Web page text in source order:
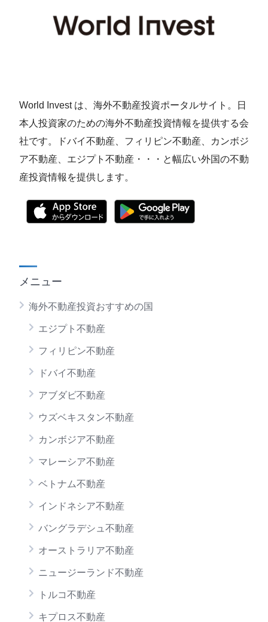
World Invest は、海外不動産投資ポータルサイト。日
本人投資家のための海外不動産投資情報を提供する会
社です。ドバイ不動産、フィリピン不動産、カンボジ
ア不動産、エジプト不動産・・・と幅広い外国の不動
産投資情報を提供します。
メニュー
海外不動産投資おすすめの国
エジプト不動産
フィリピン不動産
ドバイ不動産
アブダビ不動産
ウズベキスタン不動産
カンボジア不動産
マレーシア不動産
ベトナム不動産
インドネシア不動産
バングラデシュ不動産
オーストラリア不動産
ニュージーランド不動産
トルコ不動産
キプロス不動産